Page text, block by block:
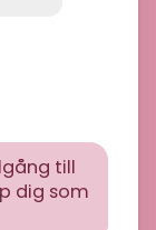
till
dig som